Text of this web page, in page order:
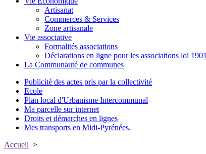
Artisanat
Commerces & Services
Zone artisanale
Vie associative
Formalités associations
Déclarations en ligne pour les associations loi 1901
La Communauté de communes
Publicité des actes pris par la collectivité
Ecole
Plan local d'Urbanisme Intercommunal
Ma parcelle sur internet
Droits et démarches en lignes
Mes transports en Midi-Pyrénées.
Accueil >